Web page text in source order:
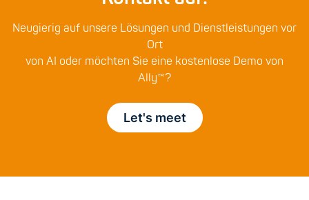
Neugierig auf unsere Lösungen und Dienstleistungen vor
Ort
von AI oder möchten Sie eine kostenlose Demo von
Ally™?
Let's meet